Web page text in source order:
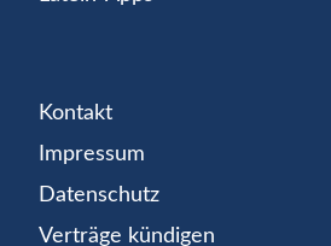
Kontakt
Impressum
Datenschutz
Verträge kündigen